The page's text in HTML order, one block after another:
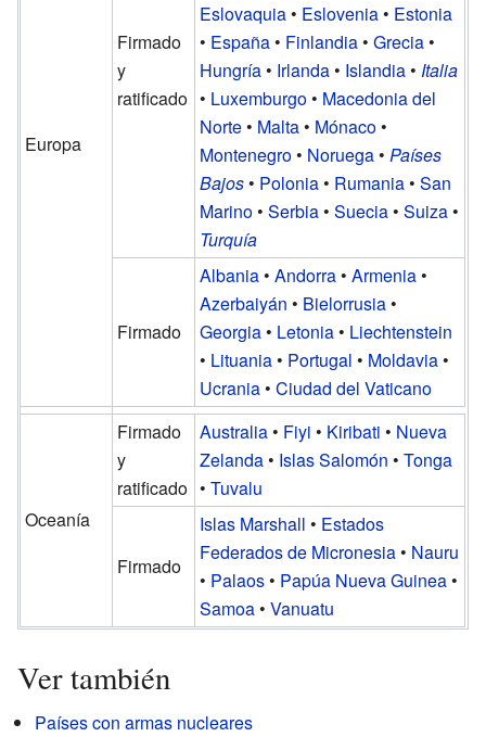
Europa
Firmado
y
ratificado
Eslovaquia• Eslovenia• Estonia
• España• Finlandia• Grecia•
Hungría• Irlanda• Islandia• Italia
• Luxemburgo• Macedonia del
Norte• Malta• Mónaco•
Montenegro• Noruega• Países
Bajos• Polonia• Rumania• San
Marino• Serbia• Suecia• Suiza•
Turquía
Firmado
Albania• Andorra• Armenia•
Azerbaiyán • Bielorrusia•
Georgia• Letonia• Liechtenstein
• Lituania• Portugal • Moldavia•
Ucrania• Ciudad del Vaticano
Oceanía
Firmado
y
ratificado
Australia• Fiyi • Kiribati • Nueva
Zelanda• Islas Salomón • Tonga
• Tuvalu
Firmado
Islas Marshall • Estados
Federados de Micronesia• Nauru
• Palaos• Papúa Nueva Guinea•
Samoa• Vanuatu
Ver también
Países con armas nucleares